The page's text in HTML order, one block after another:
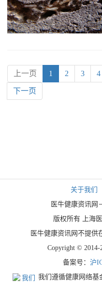
上一页 1 2 3 4
下一页
关于我们
医牛健康资讯网
版权所有 上海
医牛健康资讯网不提供
Copyright © 2014-
备案号： 沪
我们遵循健康网络基